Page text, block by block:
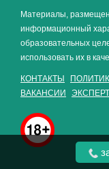
Материалы,
информационный
образовательных
использовать их в
КОНТАКТЫ
ВАКАНСИИ